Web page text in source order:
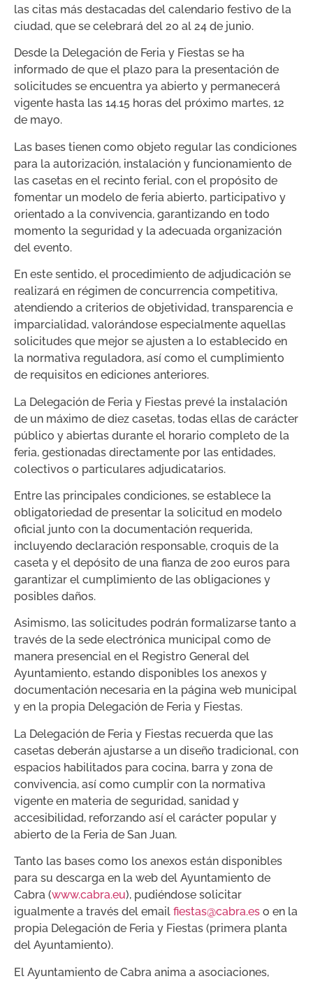
las citas más destacadas del calendario festivo de la
ciudad, que se celebrará del 20 al 24 de junio.
Desde la Delegación de Feria y Fiestas se ha
informado de que el plazo para la presentación de
solicitudes se encuentra ya abierto y permanecerá
vigente hasta las 14.15 horas del próximo martes, 12
de mayo.
Las bases tienen como objeto regular las condiciones
para la autorización, instalación y funcionamiento de
las casetas en el recinto ferial, con el propósito de
fomentar un modelo de feria abierto, participativo y
orientado a la convivencia, garantizando en todo
momento la seguridad y la adecuada organización
del evento.
En este sentido, el procedimiento de adjudicación se
realizará en régimen de concurrencia competitiva,
atendiendo a criterios de objetividad, transparencia e
imparcialidad, valorándose especialmente aquellas
solicitudes que mejor se ajusten a lo establecido en
la normativa reguladora, así como el cumplimiento
de requisitos en ediciones anteriores.
La Delegación de Feria y Fiestas prevé la instalación
de un máximo de diez casetas, todas ellas de carácter
público y abiertas durante el horario completo de la
feria, gestionadas directamente por las entidades,
colectivos o particulares adjudicatarios.
Entre las principales condiciones, se establece la
obligatoriedad de presentar la solicitud en modelo
oficial junto con la documentación requerida,
incluyendo declaración responsable, croquis de la
caseta y el depósito de una fianza de 200 euros para
garantizar el cumplimiento de las obligaciones y
posibles daños.
Asimismo, las solicitudes podrán formalizarse tanto a
través de la sede electrónica municipal como de
manera presencial en el Registro General del
Ayuntamiento, estando disponibles los anexos y
documentación necesaria en la página web municipal
y en la propia Delegación de Feria y Fiestas.
La Delegación de Feria y Fiestas recuerda que las
casetas deberán ajustarse a un diseño tradicional, con
espacios habilitados para cocina, barra y zona de
convivencia, así como cumplir con la normativa
vigente en materia de seguridad, sanidad y
accesibilidad, reforzando así el carácter popular y
abierto de la Feria de San Juan.
Tanto las bases como los anexos están disponibles
para su descarga en la web del Ayuntamiento de
Cabra (www.cabra.eu), pudiéndose solicitar
igualmente a través del email fiestas@cabra.es o en la
propia Delegación de Feria y Fiestas (primera planta
del Ayuntamiento).
El Ayuntamiento de Cabra anima a asociaciones,